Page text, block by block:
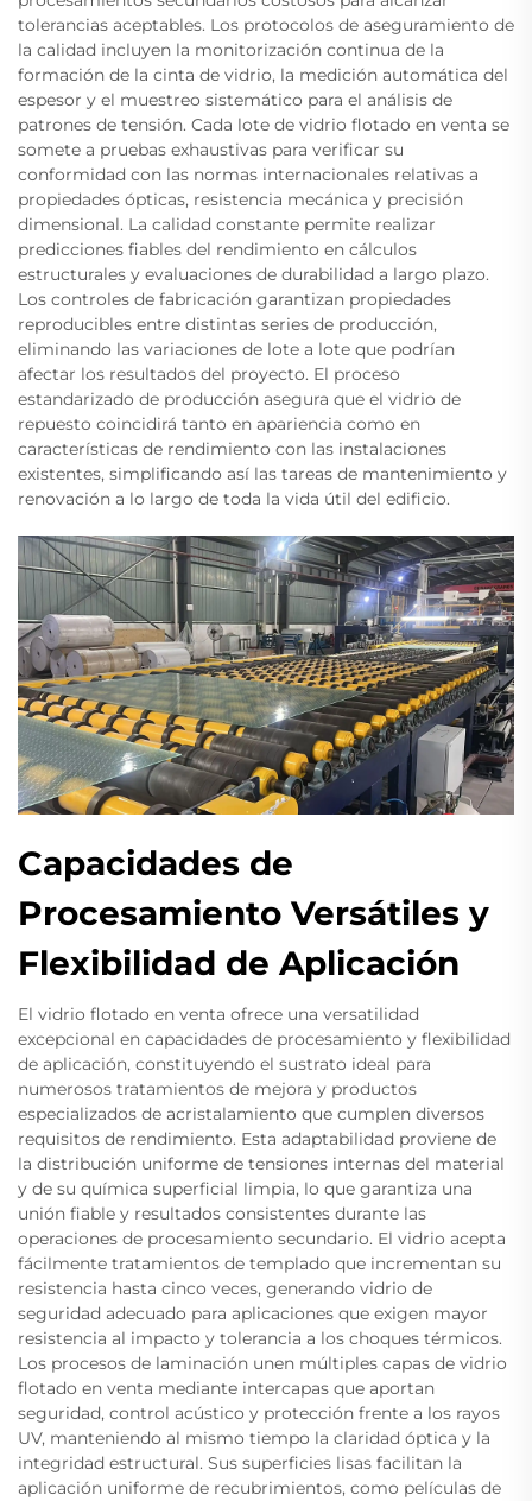
tolerancias aceptables. Los protocolos de aseguramiento de
la calidad incluyen la monitorización continua de la
formación de la cinta de vidrio, la medición automática del
espesor y el muestreo sistemático para el análisis de
patrones de tensión. Cada lote de vidrio flotado en venta se
somete a pruebas exhaustivas para verificar su
conformidad con las normas internacionales relativas a
propiedades ópticas, resistencia mecánica y precisión
dimensional. La calidad constante permite realizar
predicciones fiables del rendimiento en cálculos
estructurales y evaluaciones de durabilidad a largo plazo.
Los controles de fabricación garantizan propiedades
reproducibles entre distintas series de producción,
eliminando las variaciones de lote a lote que podrían
afectar los resultados del proyecto. El proceso
estandarizado de producción asegura que el vidrio de
repuesto coincidirá tanto en apariencia como en
características de rendimiento con las instalaciones
existentes, simplificando así las tareas de mantenimiento y
renovación a lo largo de toda la vida útil del edificio.
Capacidades de
Procesamiento Versátiles y
Flexibilidad de Aplicación
El vidrio flotado en venta ofrece una versatilidad
excepcional en capacidades de procesamiento y flexibilidad
de aplicación, constituyendo el sustrato ideal para
numerosos tratamientos de mejora y productos
especializados de acristalamiento que cumplen diversos
requisitos de rendimiento. Esta adaptabilidad proviene de
la distribución uniforme de tensiones internas del material
y de su química superficial limpia, lo que garantiza una
unión fiable y resultados consistentes durante las
operaciones de procesamiento secundario. El vidrio acepta
fácilmente tratamientos de templado que incrementan su
resistencia hasta cinco veces, generando vidrio de
seguridad adecuado para aplicaciones que exigen mayor
resistencia al impacto y tolerancia a los choques térmicos.
Los procesos de laminación unen múltiples capas de vidrio
flotado en venta mediante intercapas que aportan
seguridad, control acústico y protección frente a los rayos
UV, manteniendo al mismo tiempo la claridad óptica y la
integridad estructural. Sus superficies lisas facilitan la
aplicación uniforme de recubrimientos, como películas de